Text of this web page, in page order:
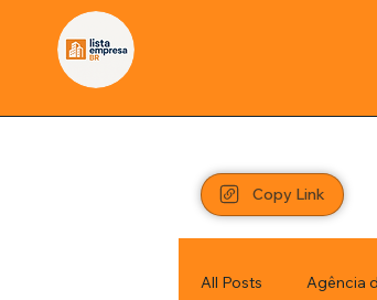
Copy Link
All Posts Agência